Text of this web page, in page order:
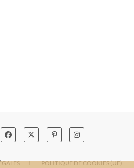
POLITIQUE DE COOKIES (UE)